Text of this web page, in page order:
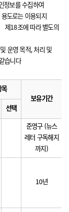
정보를 수집하여
도로는 이용되지
제18조에 따라 별도의
운영 목적, 처리 및
습니다
목
보유기간
선택
준영구 (뉴스
레터 구독해지
까지)
10년